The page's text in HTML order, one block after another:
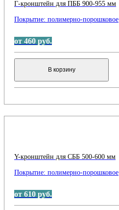
Г-кронштейн для ПББ 900-955 мм
Покрытие: полимерно-порошковое
от 460 руб.
В корзину
Y-кронштейн для СББ 500-600 мм
Покрытие: полимерно-порошковое
от 610 руб.